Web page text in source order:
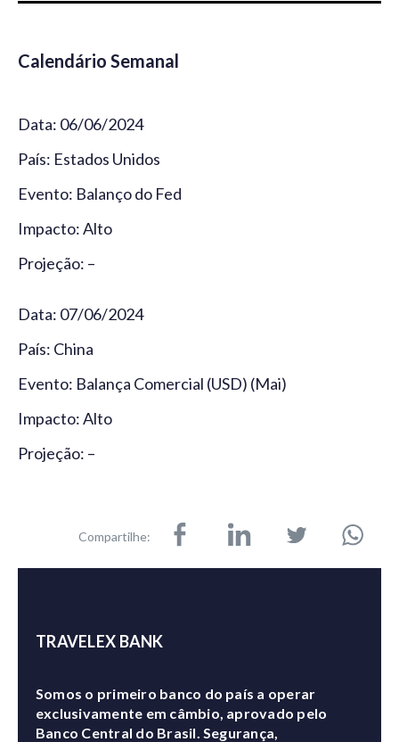
Calendário Semanal
Data: 06/06/2024
País: Estados Unidos
Evento: Balanço do Fed
Impacto: Alto
Projeção: –
Data: 07/06/2024
País: China
Evento: Balança Comercial (USD) (Mai)
Impacto: Alto
Projeção: –
Compartilhe:
TRAVELEX BANK
Somos o primeiro banco do país a operar
exclusivamente em câmbio, aprovado pelo
Banco Central do Brasil. Segurança,